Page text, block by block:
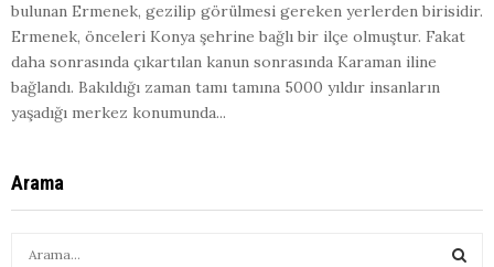
bulunan Ermenek, gezilip görülmesi gereken yerlerden birisidir.
Ermenek, önceleri Konya şehrine bağlı bir ilçe olmuştur. Fakat
daha sonrasında çıkartılan kanun sonrasında Karaman iline
bağlandı. Bakıldığı zaman tamı tamına 5000 yıldır insanların
yaşadığı merkez konumunda...
Arama